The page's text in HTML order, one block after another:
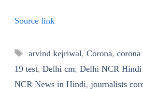
Source link
Tags
arvind kejriwal, Corona,
19 test, Delhi cm, Delhi NCR Hindi
NCR News in Hindi, journalists